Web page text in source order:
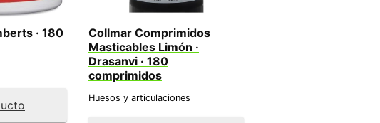
· 180
Collmar Comprimidos
Masticables Limón ·
Drasanvi · 180
comprimidos
Huesos y articulaciones